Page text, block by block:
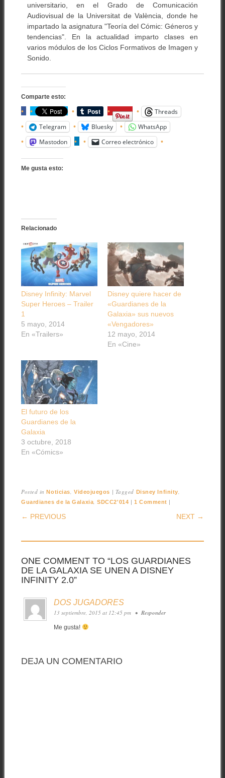
universitario, en el Grado de Comunicación
Audiovisual de la Universitat de València, donde he
impartado la asignatura "Teoría del Cómic: Géneros y
tendencias". En la actualidad imparto clases en
varios módulos de los Ciclos Formativos de Imagen y
Sonido.
Comparte esto:
Threads
Telegram
Bluesky
WhatsApp
Mastodon
Correo electrónico
Me gusta esto:
Relacionado
Disney Infinity: Marvel
Super Heroes – Trailer
1
5 mayo, 2014
En «Trailers»
Disney quiere hacer de
«Guardianes de la
Galaxia» sus nuevos
«Vengadores»
12 mayo, 2014
En «Cine»
El futuro de los
Guardianes de la
Galaxia
3 octubre, 2018
En «Cómics»
Posted inNoticias Videojuegos | Tagged Disney Infinity
Guardianes de la Galaxia ,SDCC2'014 | 1 Comment |
POST NAVIGATION
← PREVIOUS NEXT →
ONE COMMENT TO “LOS GUARDIANES
DE LA GALAXIA SE UNEN A DISNEY
INFINITY 2.0”
DOS JUGADORES
13 septiembre, 2015 at 12:45 pm • Responder
Me gusta!
DEJA UN COMENTARIO